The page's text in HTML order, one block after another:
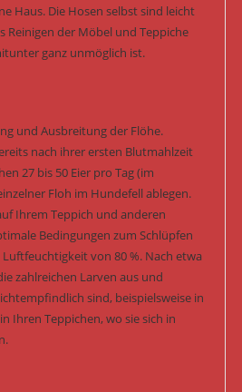
Haus. Die Hosen selbst sind leicht
Reinigen der Möbel und Teppiche
ganz unmöglich ist.
und Ausbreitung der Flöhe.
nach ihrer ersten Blutmahlzeit
27 bis 50 Eier pro Tag (im
Floh im Hundefell ablegen.
Ihrem Teppich und anderen
Bedingungen zum Schlüpfen
Luftfeuchtigkeit von 80 %. Nach etwa
zahlreichen Larven aus und
sind, beispielsweise in
Ihren Teppichen, wo sie sich in